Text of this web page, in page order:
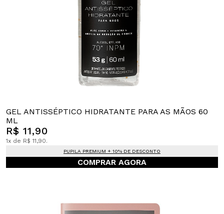
GEL ANTISSÉPTICO HIDRATANTE PARA AS MÃOS 60
ML
R$ 11,90
1x de R$ 11,90.
PUPILA PREMIUM + 10% DE DESCONTO
COMPRAR AGORA